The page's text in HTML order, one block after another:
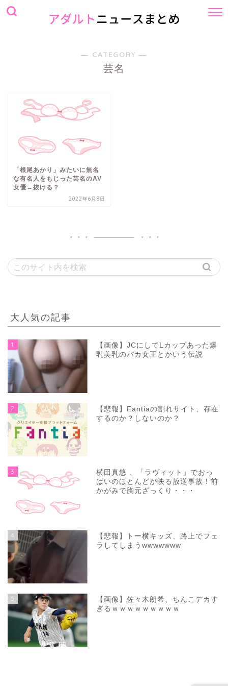
― CATEGORY ―
芸名
「根尾あかり」みたいに無名
な有名人をもじった芸名のAV
女優←抜ける？
2022年6月8日
大人気の記事
1
【画像】JCにしてLカップあった爆
乳美乳のバカ女王とかいう伝説
2
【悲報】Fantiaの割れサイト、存在
するのか？しないのか？
3
横田真悠 、「ラヴィット」でおっ
ぱいのほとんどが映る放送事故！前
かがみで胸元ざっくり・・・
4
【悲報】トー横キッズ、路上でフェ
ラしてしまうwwwwwww
5
【画像】佐々木朗希、ちんこデカす
ぎるｗｗｗｗｗｗｗｗｗ